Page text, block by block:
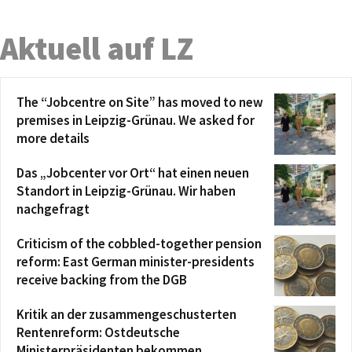
Aktuell auf LZ
The “Jobcentre on Site” has moved to new
premises in Leipzig-Grünau. We asked for
more details
Das „Jobcenter vor Ort“ hat einen neuen
Standort in Leipzig-Grünau. Wir haben
nachgefragt
Criticism of the cobbled-together pension
reform: East German minister-presidents
receive backing from the DGB
Kritik an der zusammengeschusterten
Rentenreform: Ostdeutsche